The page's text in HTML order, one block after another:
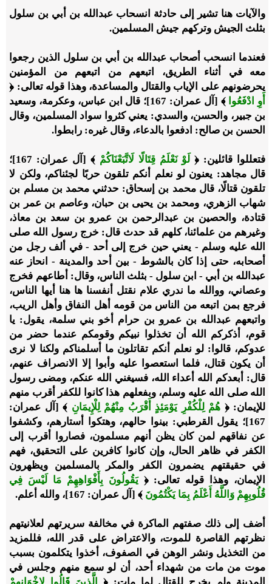
والآيات هنا تشير إلى حادثة انسحاب عبدالله بن أبي بن سلول
بثلث الجيش وتركهم جيش المسلمين.
فعندما انسحب أصحاب عبدالله بن أبي بن سلول الذين رجعوا
معه في أثناء الطريق، اتبعهم من اتبعهم من المؤمنين
يحرضونهم على الإياب والقتال والمساعدة، وهذا قوله تعالى: ﴿
أَوِ ادْفَعُوا
﴾ [آل عمران: 167]؛ قال ابن عباس، وعكرمة، وسعيد
بن جبير، والحسن، والسدي: يعني كثروا سواد المسلمين، وقال
الحسن بن صالح: ادفعوا بالدعاء، وقال غيره: رابطوا.
فتعللوا قائلين: ﴿ لَوْ نَعْلَمُ قِتَالًا لَاتَّبَعْنَاكُمْ
﴾ [آل عمران: 167]؛
قال مجاهد: يعنون لو نعلم أنكم تلقون حربًا لجئناكم، ولكن لا
تلقون قتالًا، قال محمد بن إسحاق: حدثني محمد بن مسلم بن
شهاب الزهري، ومحمد بن يحيى بن حبان، وعاصم بن عمر بن
قتادة، والحصين بن عبدالرحمن بن عمرو بن سعد بن معاذ،
وغيرهم من علمائنا، كلهم قد حدث قال: خرج رسول الله صلى
الله عليه وسلم - يعني حين خرج إلى أحد - في ألف رجل من
أصحابه، حتى إذا كان بالشوط - بين أحد والمدينة - انحاز عنه
عبدالله بن أبي - ابن سلول - بثلث الناس، وقال: أطاعهم فخرج
وعصاني، ووالله ما ندري علام نقتل أنفسنا ها هنا أيها الناس،
فرجع بمن اتبعه من الناس من قومه أهل النفاق وأهل الريب،
واتبعهم عبدالله بن عمرو بن حرام أخو بني سلمة، يقول: يا
قوم، أذكركم الله أن تخذلوا نبيكم وقومكم عندما حضر من
عدوكم، قالوا: لو نعلم أنكم تقاتلون ما أسلمناكم ولكنا لا نرى
أن يكون قتال، فلما استعصوا عليه وأبوا إلا الانصراف عنهم،
قال: أبعدكم الله أعداء الله، فسيغني الله عنكم، ومضى رسول
الله صلى الله عليه وسلم، وبفعلهم هذا كانوا للكفر أقرب منهم
للإيمان: ﴿ هُمْ لِلْكُفْرِ يَوْمَئِذٍ أَقْرَبُ مِنْهُمْ لِلْإِيمَانِ ﴾ [آل عمران:
167]؛ يقول القرطبي: بينوا حالهم، وهتكوا أستارهم، وكشفوا
عن نفاقهم لمن كان يظن أنهم مسلمون، فصاروا أقرب إلى
الكفر في ظاهر الحال، وإن كانوا كافرين على التحقيق، فهم
في حقيقتهم يضمرون الكفر والمكر بالمسلمين ويظهرون
الإيمان، وهذا قوله تعالى: ﴿يَقُولُونَ بِأَفْوَاهِهِمْ مَا لَيْسَ فِي
قُلُوبِهِمْ وَاللَّهُ أَعْلَمُ بِمَا يَكْتُمُونَ ﴾ [آل عمران: 167]، والله أعلم.
أضف إلى ذلك صفتهم الماكرة في مخالفة سريرتهم لعلانيتهم
نظرتهم القاصرة للموت، والاعتراض على قدر الله، فللمزيد
من التخذيل ونشر الوهن في الصفوف، أخذوا يتكلمون بسبب
موت من مات من شهداء أحد، أن لو سمع منهم وجلس في